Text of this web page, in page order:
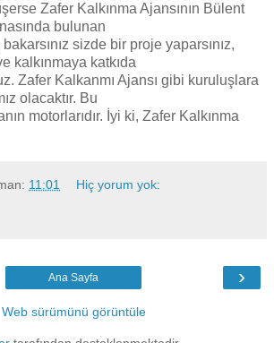
Zafer Kalkınma Ajansının Bülent
bulunan
sizde bir proje yaparsınız,
kalkınmaya katkıda
Zafer Kalkanmı Ajansı gibi kuruluşlara
olacaktır. Bu
motorlarıdır. İyi ki, Zafer Kalkınma
11:01 Hiç yorum yok:
›
Ana Sayfa
Web sürümünü görüntüle